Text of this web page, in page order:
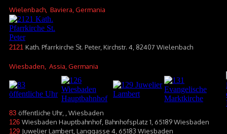
Wielenbach , Baviera, Germania
2121 Kath. Pfarrkirche St. Peter, Kirchstr. 4, 82407 Wielenbach
Wiesbaden , Assia, Germania
83 öffentliche Uhr, , Wiesbaden
126 Wiesbaden Hauptbahnhof, Bahnhofsplatz 1, 65189 Wiesbaden
129 Juwelier Lambert, Langgasse 4, 65183 Wiesbaden